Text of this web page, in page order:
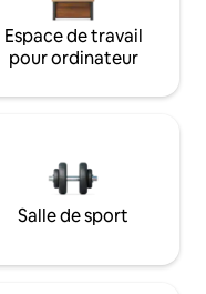
Espace de travail
pour ordinateur
Salle de sport